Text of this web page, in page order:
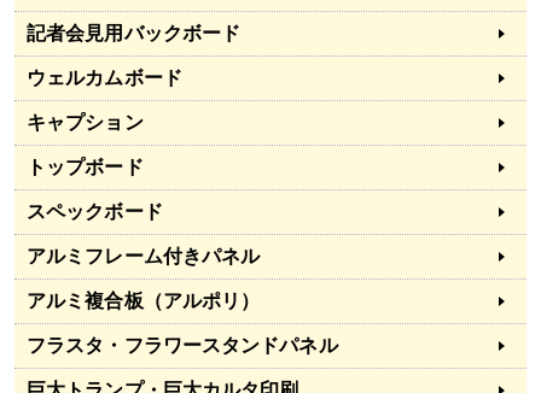
記者会見用バックボード
ウェルカムボード
キャプション
トップボード
スペックボード
アルミフレーム付きパネル
アルミ複合板（アルポリ）
フラスタ・フラワースタンドパネル